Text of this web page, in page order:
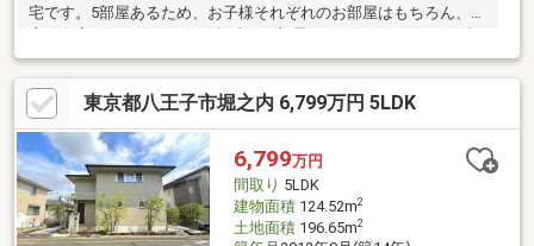
宅です。5部屋あるため、お子様それぞれのお部屋はもちろん、書
わせた使い方が可能。駐車スペースは2台分確保されており、ご夫
婦それぞれがお車を利用されるご家庭にもおすすめです。約16.5
帖のLDKは家族が自然と集まる憩いの空間。全居室6帖以上のゆと
りある設計で、収納も充実しています。リフォーム済のため、そ
のまま気持ちよく新生活をスタートできます。小・中学校や公園
も徒歩圏内に揃い、子育て世帯にも嬉しい住環境です。
東京都八王子市堀之内 6,799万円 5LDK
6,799万円
間取り 5LDK
建物面積124.52m2
土地面積196.65m2